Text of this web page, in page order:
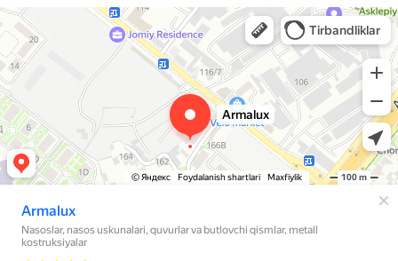
Армалюкс
Насосы, насосное оборудование в Ташкенте
Трубы и комплектующие в Ташкенте